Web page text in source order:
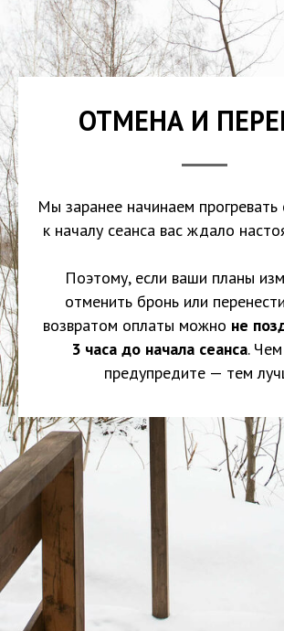
ОТМЕНА И
Мы заранее начинаем прогревать
к началу сеанса вас ждало
Поэтому, если ваши планы
отменить бронь или
возвратом оплаты можно не
3 часа до начала сеанса.
предупредите — тем